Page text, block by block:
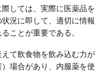
しては、実際に医薬品を
況に即して、適切に情報
ことが重要である。
て飲食物を飲み込む力が
場合があり、内服薬を使